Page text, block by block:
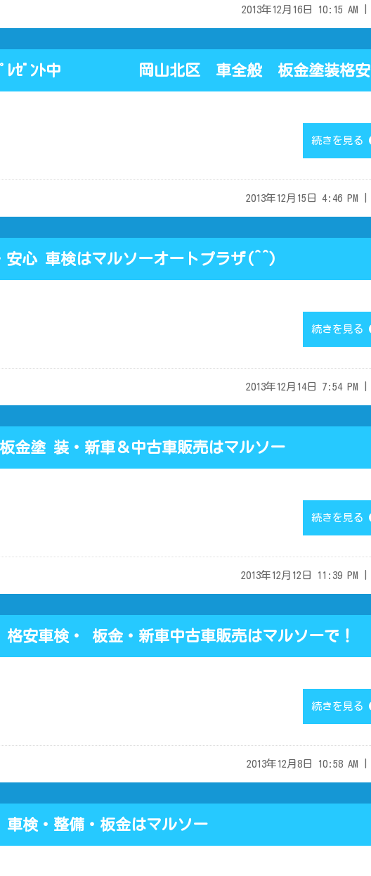
2013年12月16日 10:15 AM |
ﾌﾟﾚｾﾞﾝﾄ中 岡山北区 車全般 板金塗装格安
続きを見る
2013年12月15日 4:46 PM |
心 車検はマルソーオートプラザ(^^)
続きを見る
2013年12月14日 7:54 PM |
金塗 装・新車＆中古車販売はマルソー
続きを見る
2013年12月12日 11:39 PM |
車検・ 板金・新車中古車販売はマルソーで！
続きを見る
2013年12月8日 10:58 AM |
検・整備・板金はマルソー